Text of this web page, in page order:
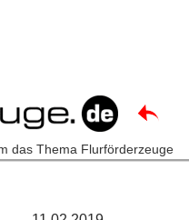
das Thema Flurförderzeuge